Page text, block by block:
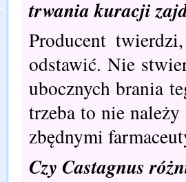
trwania kuracji
Producent
odstawić. Nie
ubocznych brania
trzeba to nie
zbędnymi
Czy Castagnus